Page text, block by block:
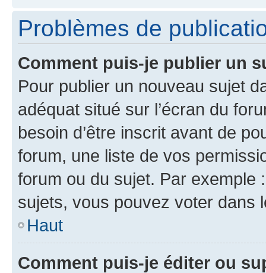
Problèmes de
Comment puis-je publier un
Pour publier un nouveau sujet
adéquat situé sur l’écran du
besoin d’être inscrit avant de
forum, une liste de vos
forum ou du sujet. Par exemple
sujets, vous pouvez voter dans
Haut
Comment puis-je éditer ou